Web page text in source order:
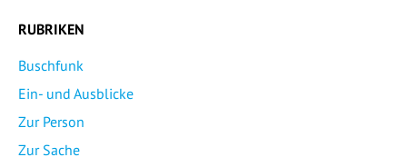
RUBRIKEN
Buschfunk
Ein- und Ausblicke
Zur Person
Zur Sache